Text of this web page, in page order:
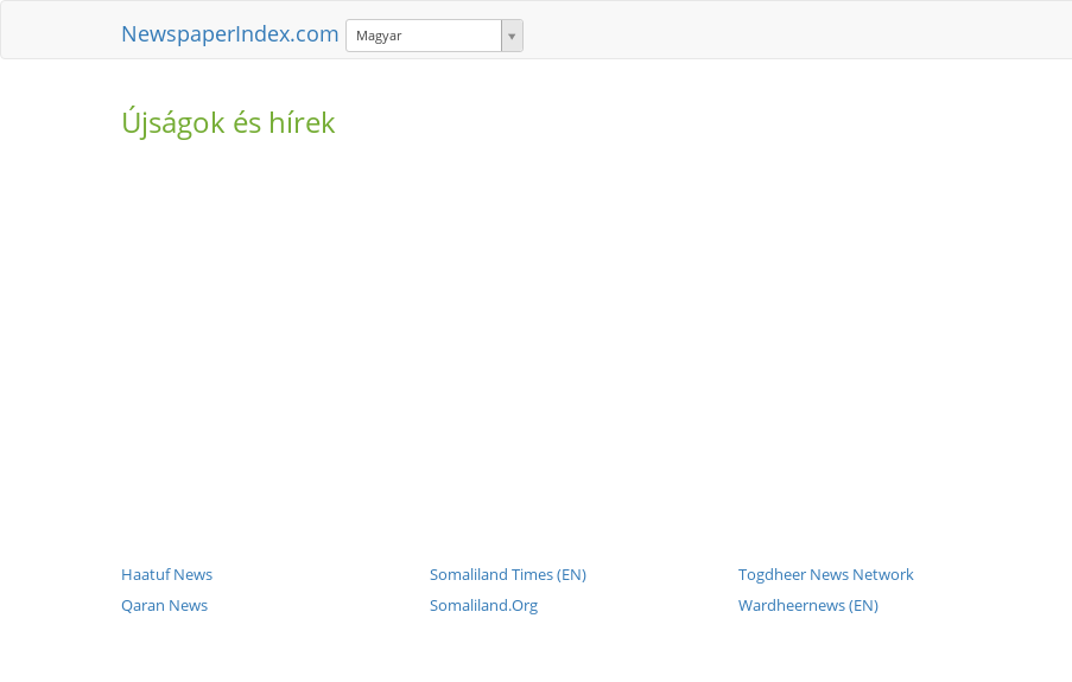
NewspaperIndex.com Magyar
Újságok és hírek
Haatuf News
Qaran News
Somaliland Times (EN)
Somaliland.Org
Togdheer News Network
Wardheernews (EN)